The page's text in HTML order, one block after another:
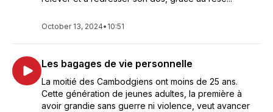
October 13, 2024• 10:51
Les bagages de vie personnelle
La moitié des Cambodgiens ont moins de 25 ans.
Cette génération de jeunes adultes, la première à
avoir grandie sans guerre ni violence, veut avancer